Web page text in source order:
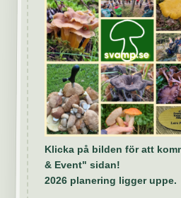
Klicka på bilden för att
& Event" sidan!
2026 planering ligger uppe.